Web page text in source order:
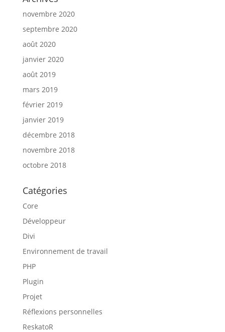
novembre 2020
septembre 2020
août 2020
janvier 2020
août 2019
mars 2019
février 2019
janvier 2019
décembre 2018
novembre 2018
octobre 2018
Catégories
Core
Développeur
Divi
Environnement de travail
PHP
Plugin
Projet
Réflexions personnelles
ReskatoR